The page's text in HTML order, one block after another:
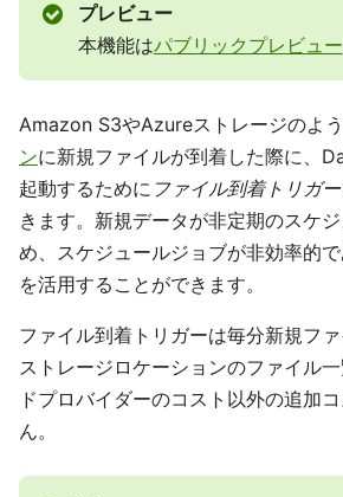
プレビュー
本機能はパブリックプレビュー
Amazon S3やAzureストレージのよ
ンに新規ファイルが到着した際に、
起動するために ファイル到着トリガー
きます。新規データが非定期のスケ
め、スケジュールジョブが非効率的
を活用することができます。
ファイル到着トリガーは毎分新規ファ
ストレージロケーションのファイル
ドプロバイダーのコスト以外の追加
ん。